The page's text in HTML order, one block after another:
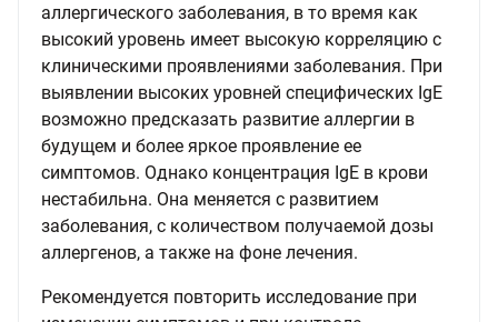
аллергического заболевания, в то время как
высокий уровень имеет высокую корреляцию с
клиническими проявлениями заболевания. При
выявлении высоких уровней специфических IgE
возможно предсказать развитие аллергии в
будущем и более яркое проявление ее
симптомов. Однако концентрация IgE в крови
нестабильна. Она меняется с развитием
заболевания, с количеством получаемой дозы
аллергенов, а также на фоне лечения.
Рекомендуется повторить исследование при